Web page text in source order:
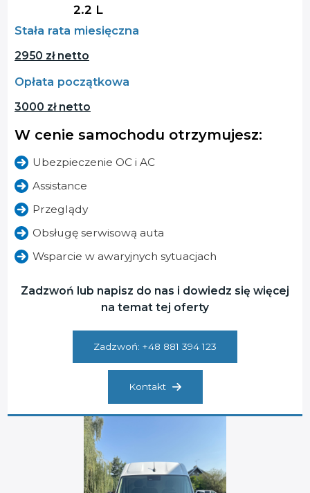
2.2 L
Stała rata miesięczna
2950 zł netto
Opłata początkowa
3000 zł netto
W cenie samochodu otrzymujesz:
Ubezpieczenie OC i AC
Assistance
Przeglądy
Obsługę serwisową auta
Wsparcie w awaryjnych sytuacjach
Zadzwoń lub napisz do nas i dowiedz się więcej
na temat tej oferty
Zadzwoń: +48 881 394 123
Kontakt